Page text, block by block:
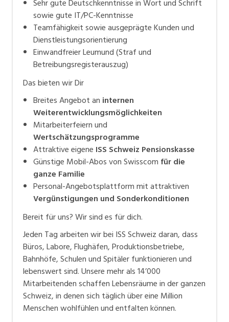
Sehr gute Deutschkenntnisse in Wort und Schrift
sowie gute IT/PC-Kenntnisse
Teamfähigkeit sowie ausgeprägte Kunden und
Dienstleistungsorientierung
Einwandfreier Leumund (Straf und
Betreibungsregisterauszug)
Das bieten wir Dir
Breites Angebot an internen
Weiterentwicklungsmöglichkeiten
Mitarbeiterfeiern und
Wertschätzungsprogramme
Attraktive eigene ISS Schweiz Pensionskasse
Günstige Mobil-Abos von Swisscom für die
ganze Familie
Personal-Angebotsplattform mit attraktiven
Vergünstigungen und Sonderkonditionen
Bereit für uns? Wir sind es für dich.
Jeden Tag arbeiten wir bei ISS Schweiz daran, dass
Büros, Labore, Flughäfen, Produktionsbetriebe,
Bahnhöfe, Schulen und Spitäler funktionieren und
lebenswert sind. Unsere mehr als 14’000
Mitarbeitenden schaffen Lebensräume in der ganzen
Schweiz, in denen sich täglich über eine Million
Menschen wohlfühlen und entfalten können.